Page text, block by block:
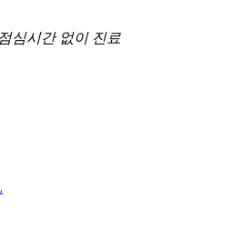
심시간 없이 진료